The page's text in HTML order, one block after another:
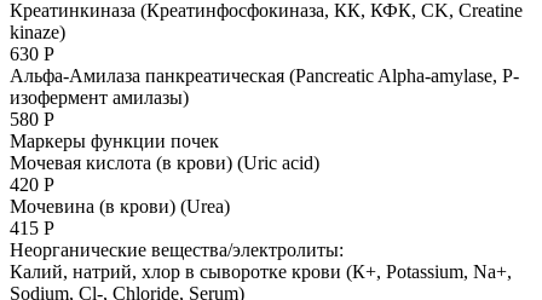
Креатинкиназа (Креатинфосфокиназа, КК, КФК, CK, Creatine
kinaze)
630 Р
Альфа-Амилаза панкреатическая (Pancreatic Alpha-amylase, P-
изофермент амилазы)
580 Р
Маркеры функции почек
Мочевая кислота (в крови) (Uric acid)
420 Р
Мочевина (в крови) (Urea)
415 Р
Неорганические вещества/электролиты:
Калий, натрий, хлор в сыворотке крови (К+, Potassium, Na+,
Sodium, Сl-, Chloride, Serum)